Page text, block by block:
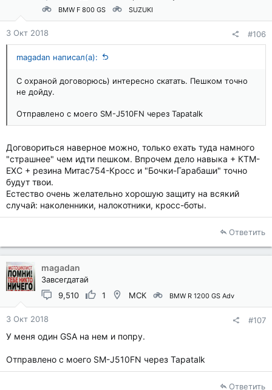
BMW F 800 GS SUZUKI
3 Окт 2018 #106
magadan написал(а):
С охраной договорюсь) интересно скатать. Пешком точно
не дойду.
Отправлено с моего SM-J510FN через Tapatalk
Договориться наверное можно, только ехать туда намного
"страшнее" чем идти пешком. Впрочем дело навыка + КТМ-
ЕХС + резина Митас754-Кросс и "Бочки-Гарабаши" точно
будут твои.
Естество очень желательно хорошую защиту на всякий
случай: наколенники, налокотники, кросс-боты.
Ответить
magadan
Завсегдатай
9,510
1 МСК BMW R 1200 GS Adv
3 Окт 2018 #107
У меня один GSA на нем и попру.
Отправлено с моего SM-J510FN через Tapatalk
Ответить